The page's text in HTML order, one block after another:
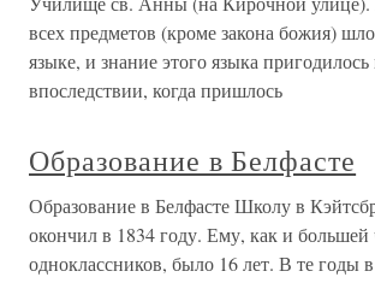
всех предметов (кроме закона божия)
языке, и знание этого языка
впоследствии, когда пришлось
Образование в Белфасте
Образование в Белфасте Школу в
окончил в 1834 году. Ему, как и большей
одноклассников, было 16 лет. В те годы в